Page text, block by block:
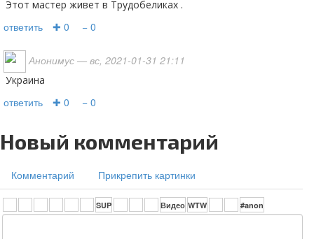
Этот мастер живет в Трудобеликах .
ответить ✚ 0 − 0
Анонимус — вс, 2021-01-31 21:11
Украина
ответить ✚ 0 − 0
Новый комментарий
Комментарий Прикрепить картинки